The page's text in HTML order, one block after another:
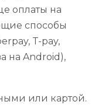
оплаты на
способы
T-pay,
на Android),
или картой.